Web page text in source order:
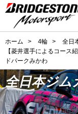
ホーム > 4輪 > 全日
【菱井選手によるコース
ドパークみかわ
全日本ジム